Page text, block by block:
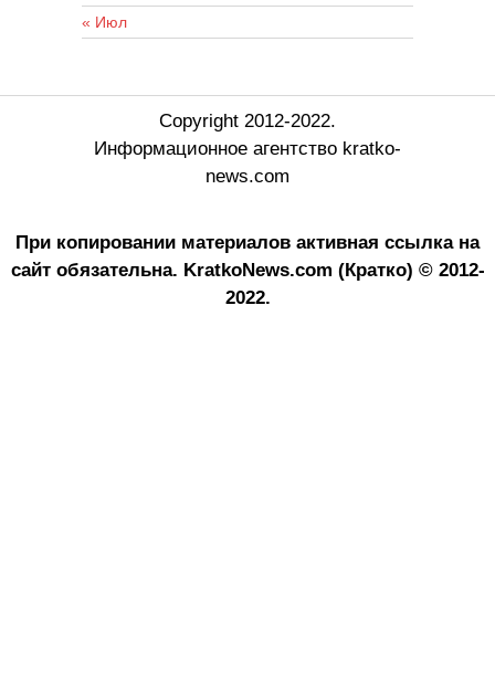
« Июл
Copyright 2012-2022.
Информационное агентство kratko-
news.com
При копировании материалов активная ссылка на
сайт обязательна. KratkoNews.com (Кратко) © 2012-
2022.